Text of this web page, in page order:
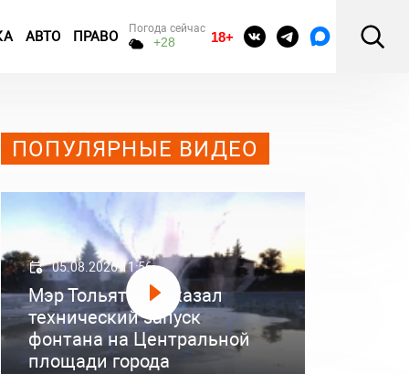
АВТО ПРАВО Погода сейчас
+28 18+
ПОПУЛЯРНЫЕ ВИДЕО
05.08.2026 11:56
Мэр Тольятти показал
технический запуск
фонтана на Центральной
площади города